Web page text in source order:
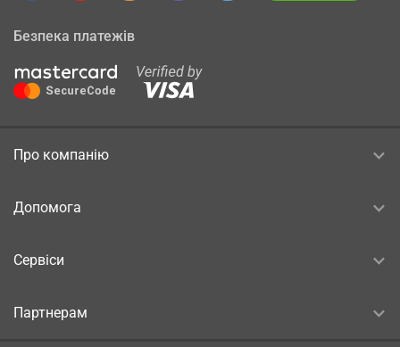
Безпека платежів
Про компанію
Допомога
Сервіси
Партнерам